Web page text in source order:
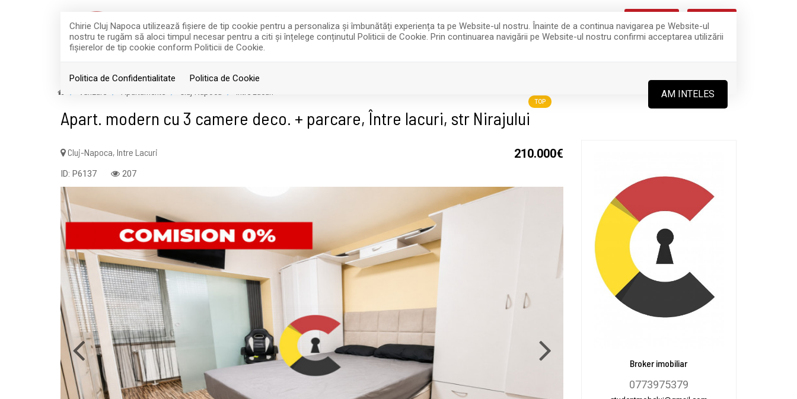
Chirie Cluj Napoca utilizează fişiere de tip cookie pentru a personaliza și îmbunătăți experiența ta pe Website-ul nostru. Înainte de a continua navigarea pe Website-ul
nostru te rugăm să aloci timpul necesar pentru a citi și înțelege conținutul Politicii de Cookie. Prin continuarea navigării pe Website-ul nostru confirmi acceptarea utilizării
fişierelor de tip cookie conform Politicii de Cookie.
Politica de Confidentialitate Politica de Cookie
AM INTELES
Vanzare Apartamente Cluj-Napoca Intre Lacuri
Apart. modern cu 3 camere deco. + parcare, Între lacuri, str Nirajului
Cluj-Napoca, Intre Lacuri 210.000€
ID: P6137 207
TOP
Broker imobiliar
0773975379